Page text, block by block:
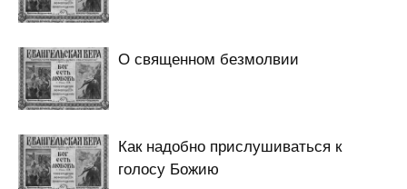
О священном безмолвии
Как надобно прислушиваться к
голосу Божию